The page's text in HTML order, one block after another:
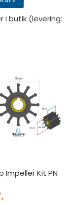
i butik (levering:
Impeller Kit PN